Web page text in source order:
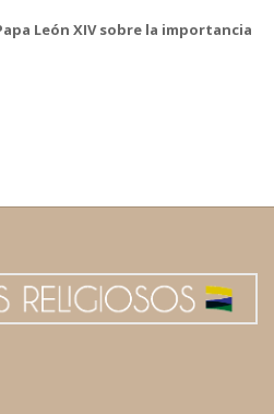
León XIV sobre la importancia